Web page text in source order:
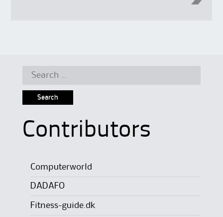
Search
Contributors
Computerworld
DADAFO
Fitness-guide.dk